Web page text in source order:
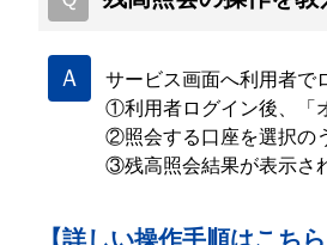
Ａ
サービス画面へ利用者で
①利用者ログイン後、「
②照会する口座を選択の
③残高照会結果が表示さ
【詳しい操作手順はこち